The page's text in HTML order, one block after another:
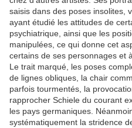
saisis dans des poses insolites,
ayant étudié les attitudes de
psychiatrique, ainsi que les
manipulées, ce qui donne cet
certains de ses personnages et
Le trait marqué, les poses
de lignes obliques, la chair
parfois tourmentés, la
rapprocher Schiele du courant
les pays germaniques.
systématiquement la stridence